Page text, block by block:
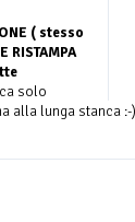
( stesso
RISTAMPA
solo
alla lunga stanca :-